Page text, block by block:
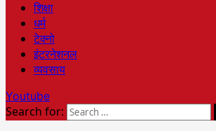
शिक्षा
धर्म
टेक्नो
इंटरनेशनल
व्यवसाय
Youtube
Search for: